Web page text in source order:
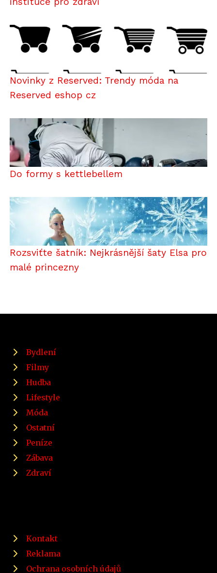
Novinky z Reserved: Trendy móda na
Reserved eshop cz
Do formy s kettlebellem
Rozsviťte šatník: Nejkrásnější šaty Elsa pro
malé princezny
Bydlení
Filmy
Hudba
Lifestyle
Móda
Ostatní
Peníze
Zábava
Zdraví
Kontakt
Reklama
Ochrana osobních údajů